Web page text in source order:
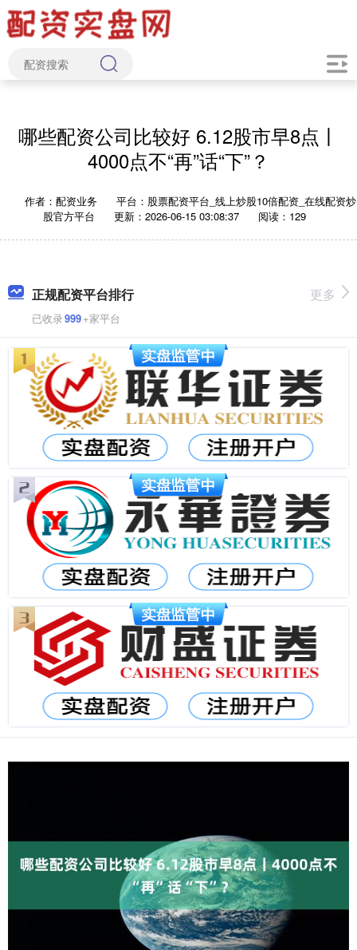
哪些配资公司比较好 6.12股市早8点丨
4000点不“再”话“下”？
作者：配资业务
平台：股票配资平台_线上炒股10倍配资_在线配资炒
股官方平台
更新：2026-06-15 03:08:37 阅读：129
正规配资平台排行
已收录999+家平台
更多